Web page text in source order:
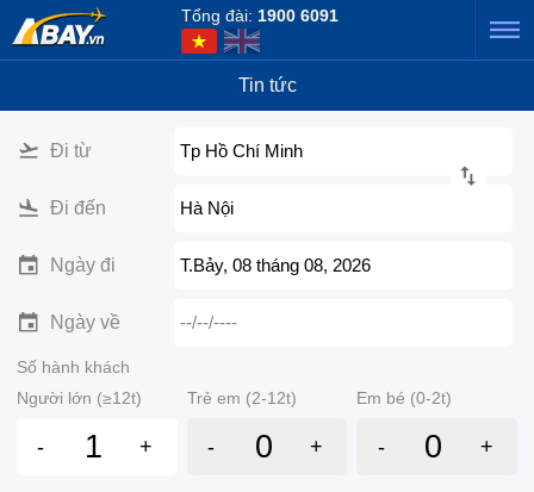
Tổng đài: 1900 6091
Tin tức
Đi từ Tp Hồ Chí Minh
Đi đến Hà Nội
Ngày đi T.Bảy, 08 tháng 08, 2026
Ngày về --/--/----
Số hành khách
Người lớn (≥12t)
Trẻ em (2-12t) Em bé (0-2t)
- + - + - +